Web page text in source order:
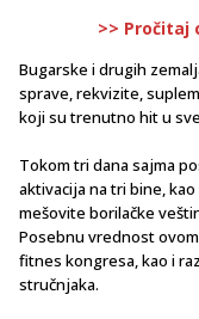
>> Pročitaj
Bugarske i drugih
sprave, rekvizite,
koji su trenutno hit u
Tokom tri dana sajma
aktivacija na tri bine,
mešovite borilačke
Posebnu vrednost
fitnes kongresa, kao i
stručnjaka.